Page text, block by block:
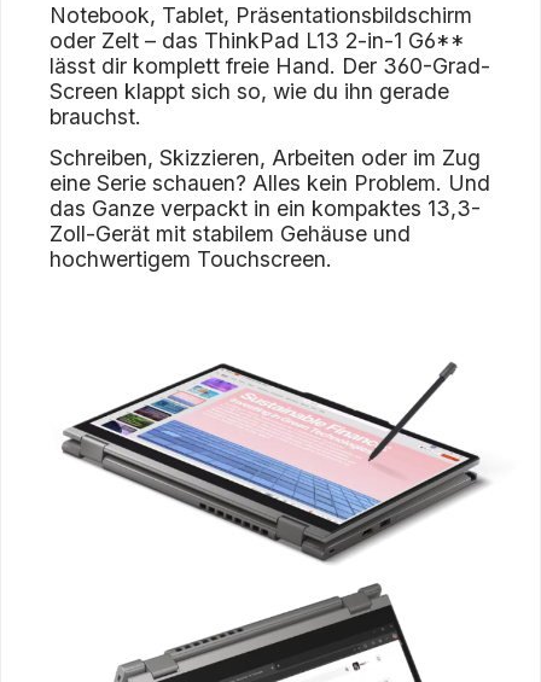
Notebook, Tablet, Präsentationsbildschirm
oder Zelt – das ThinkPad L13 2-in-1 G6**
lässt dir komplett freie Hand. Der 360-Grad-
Screen klappt sich so, wie du ihn gerade
brauchst.
Schreiben, Skizzieren, Arbeiten oder im Zug
eine Serie schauen? Alles kein Problem. Und
das Ganze verpackt in ein kompaktes 13,3-
Zoll-Gerät mit stabilem Gehäuse und
hochwertigem Touchscreen.